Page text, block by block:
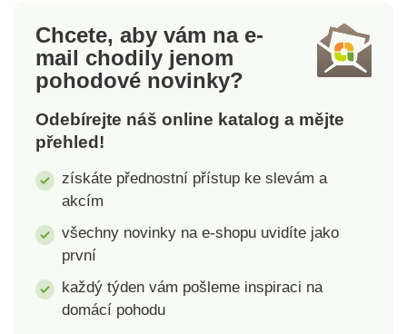
Chcete, aby vám na e-
mail chodily jenom
pohodové novinky?
Odebírejte náš online katalog a mějte
přehled!
získáte přednostní přístup ke slevám a
akcím
všechny novinky na e-shopu uvidíte jako
první
každý týden vám pošleme inspiraci na
domácí pohodu